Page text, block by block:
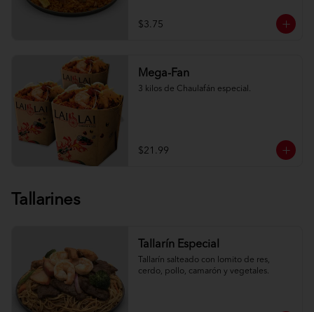
$3.75
Mega-Fan
3 kilos de Chaulafán especial.
$21.99
Tallarines
Tallarín Especial
Tallarín salteado con lomito de res,
cerdo, pollo, camarón y vegetales.